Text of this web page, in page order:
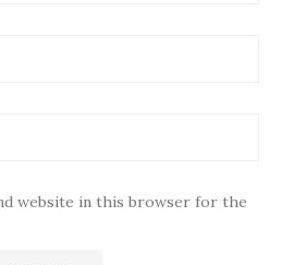
website in this browser for the